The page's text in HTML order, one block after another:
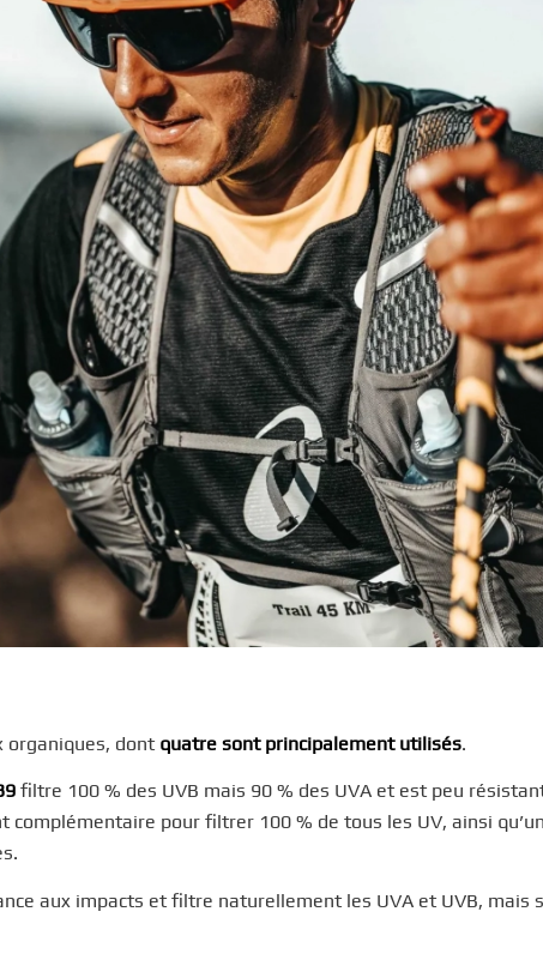
organiques, dont quatre sont principalement utilisés.
filtre 100 % des UVB mais 90 % des UVA et est peu
pour filtrer 100 % de tous les UV, ainsi
aux impacts et filtre naturellement les UVA et UVB, mais